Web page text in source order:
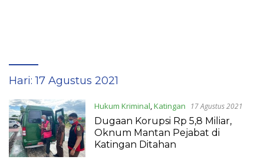
Hari:17 Agustus 2021
Hukum Kriminal,Katingan 17 Agustus 2021
Dugaan Korupsi Rp 5,8 Miliar,
Oknum Mantan Pejabat di
Katingan Ditahan